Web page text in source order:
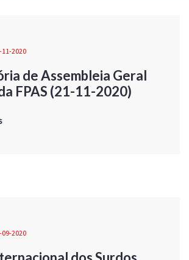
11-2020
de Assembleia Geral
FPAS (21-11-2020)
09-2020